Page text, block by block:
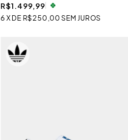
R$1.499,99
6 XDE R$250,00 SEM JUROS